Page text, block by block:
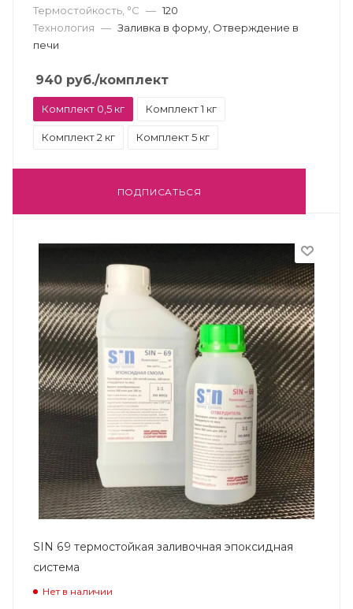
Термостойкость, °С — 120
Технология — Заливка в форму, Отверждение в
печи
940 руб./комплект
Комплект 0,5 кг Комплект 1 кг
Комплект 2 кг Комплект 5 кг
ПОДПИСАТЬСЯ
SIN 69 термостойкая заливочная эпоксидная
система
Нет в наличии